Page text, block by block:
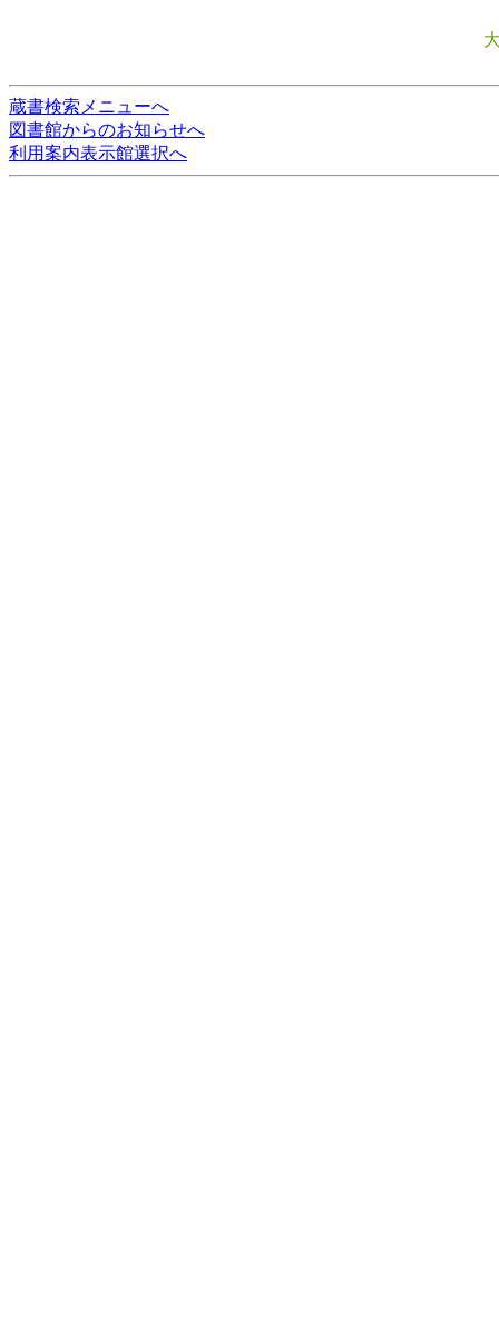
蔵書検索メニューへ
図書館からのお知らせへ
利用案内表示館選択へ